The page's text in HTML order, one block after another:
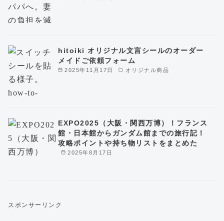
2025年11月17日 オリジナル商品
hitoiki オリジナル文言シールのオーダー
メイドご依頼フォーム
2025年8月17日
EXPO2025（大阪・関西万博）！フランス
館・日本館からガンダム館までの旅行記！
攻略ポイントや持ち物リストをまとめた
スポンサーリンク